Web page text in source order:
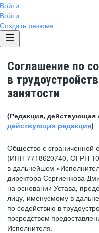
Войти
Войти
Создать резюме
Соглашение по
в
занятости
(Редакция, действующая
действующая редакция)
Общество с ограниченной
(ИНН 7718620740, ОГРН
в дальнейшем
директора Сергиенкова
на основании Устава,
лицу, именуемому в
по содействию в
посредством
Исполнителя.